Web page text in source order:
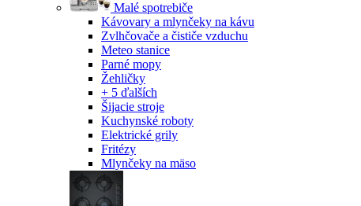
Malé spotrebiče
Kávovary a mlynčeky na kávu
Zvlhčovače a čističe vzduchu
Meteo stanice
Parné mopy
Žehličky
+ 5 ďalších
Šijacie stroje
Kuchynské roboty
Elektrické grily
Fritézy
Mlynčeky na mäso